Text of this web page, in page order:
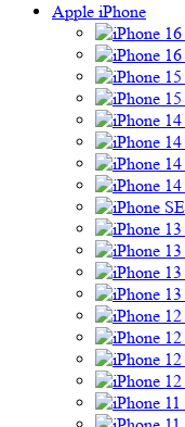
Apple iPhone